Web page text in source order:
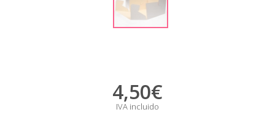
4,50€
IVA incluido